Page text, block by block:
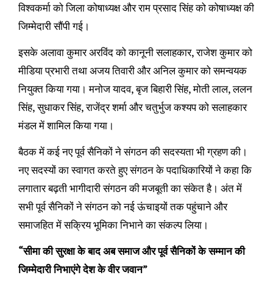
विश्वकर्मा को जिला कोषाध्यक्ष और राम प्रसाद सिंह को कोषाध्यक्ष की
जिम्मेदारी सौंपी गई।
इसके अलावा कुमार अरविंद को कानूनी सलाहकार, राजेश कुमार को
मीडिया प्रभारी तथा अजय तिवारी और अनिल कुमार को समन्वयक
नियुक्त किया गया। मनोज यादव, बृज बिहारी सिंह, मोती लाल, ललन
सिंह, सुधाकर सिंह, राजेंद्र शर्मा और चतुर्भुज कश्यप को सलाहकार
मंडल में शामिल किया गया।
बैठक में कई नए पूर्व सैनिकों ने संगठन की सदस्यता भी ग्रहण की।
नए सदस्यों का स्वागत करते हुए संगठन के पदाधिकारियों ने कहा कि
लगातार बढ़ती भागीदारी संगठन की मजबूती का संकेत है। अंत में
सभी पूर्व सैनिकों ने संगठन को नई ऊंचाइयों तक पहुंचाने और
समाजहित में सक्रिय भूमिका निभाने का संकल्प लिया।
“सीमा की सुरक्षा के बाद अब समाज और पूर्व सैनिकों के सम्मान की
जिम्मेदारी निभाएंगे देश के वीर जवान”